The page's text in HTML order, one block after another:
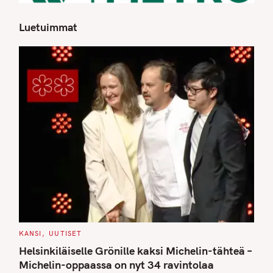
Luetuimmat
C
T
E
G
O
KANSI UUTISET
Helsinkiläiselle Grönille kaksi Michelin-tähteä –
Michelin-oppaassa on nyt 34 ravintolaa
S
e
a